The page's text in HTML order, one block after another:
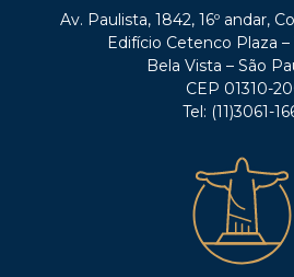
Av. Paulista, 1842, 16º andar,
Edifício Cetenco Plaza
Bela Vista – São
CEP 01310-
Tel: (11)3061-